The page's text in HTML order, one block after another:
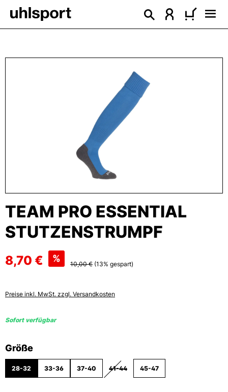
springen
TEAM PRO ESSENTIAL
STUTZENSTRUMPF
8,70 € %
10,00 € (13% gespart)
Preise inkl. MwSt. zzgl. Versandkosten
Sofort verfügbar
Größeauswählen
28-32 33-36 37-40 41-44
(DIESE OPTION IST ZURZEIT NICHT
45-47